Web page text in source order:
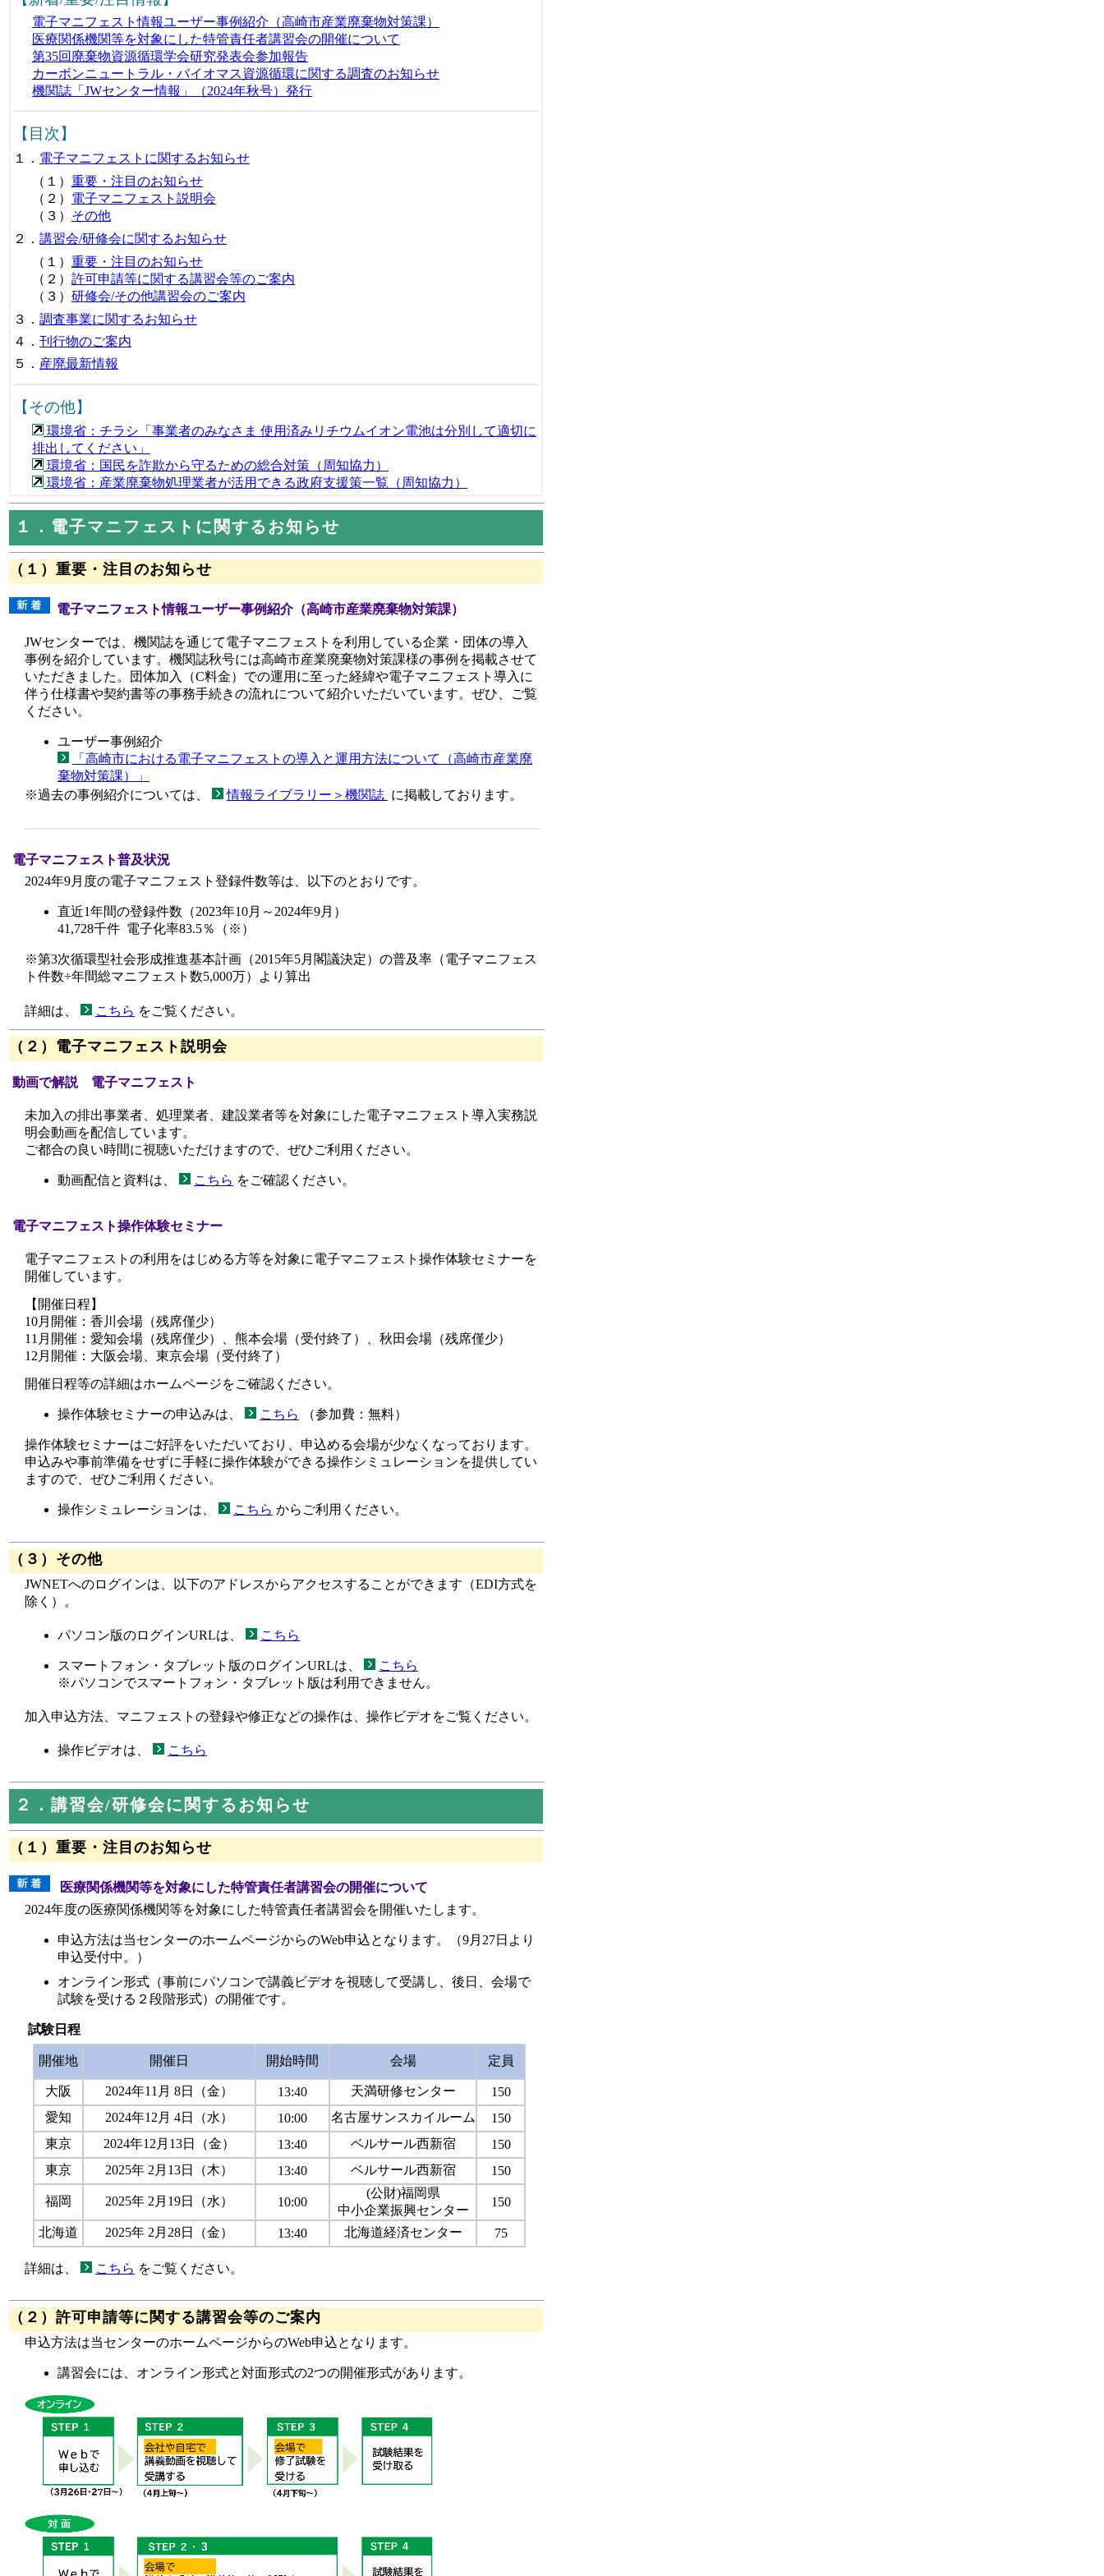
電子マニフェスト情報ユーザー事例紹介（高崎市産業廃棄物対策課）
医療関係機関等を対象にした特管責任者講習会の開催について
第35回廃棄物資源循環学会研究発表会参加報告
カーボンニュートラル・バイオマス資源循環に関する調査のお知らせ
機関誌「JWセンター情報」（2024年秋号）発行
【目次】
１． 電子マニフェストに関するお知らせ
（１） 重要・注目のお知らせ
（２） 電子マニフェスト説明会
（３） その他
２． 講習会/研修会に関するお知らせ
（１） 重要・注目のお知らせ
（２） 許可申請等に関する講習会等のご案内
（３） 研修会/その他講習会のご案内
３． 調査事業に関するお知らせ
４． 刊行物のご案内
５． 産廃最新情報
【その他】
環境省：チラシ「事業者のみなさま 使用済みリチウムイオン電池は分別して適切に
排出してください」
環境省：国民を詐欺から守るための総合対策（周知協力）
環境省：産業廃棄物処理業者が活用できる政府支援策一覧（周知協力）
１．電子マニフェストに関するお知らせ
（１）重要・注目のお知らせ
電子マニフェスト情報ユーザー事例紹介（高崎市産業廃棄物対策課）
JWセンターでは、機関誌を通じて電子マニフェストを利用している企業・団体の導入
事例を紹介しています。機関誌秋号には高崎市産業廃棄物対策課様の事例を掲載させて
いただきました。団体加入（C料金）での運用に至った経緯や電子マニフェスト導入に
伴う仕様書や契約書等の事務手続きの流れについて紹介いただいています。ぜひ、ご覧
ください。
ユーザー事例紹介
「高崎市における電子マニフェストの導入と運用方法について（高崎市産業廃
棄物対策課）」
※過去の事例紹介については、
情報ライブラリー＞機関誌 に掲載しております。
電子マニフェスト普及状況
2024年9月度の電子マニフェスト登録件数等は、以下のとおりです。
直近1年間の登録件数（2023年10月～2024年9月）
41,728千件 電子化率83.5％（※）
※第3次循環型社会形成推進基本計画（2015年5月閣議決定）の普及率（電子マニフェス
ト件数÷年間総マニフェスト数5,000万）より算出
詳細は、 こちら をご覧ください。
（２）電子マニフェスト説明会
動画で解説 電子マニフェスト
未加入の排出事業者、処理業者、建設業者等を対象にした電子マニフェスト導入実務説
明会動画を配信しています。
ご都合の良い時間に視聴いただけますので、ぜひご利用ください。
動画配信と資料は、 こちら をご確認ください。
電子マニフェスト操作体験セミナー
電子マニフェストの利用をはじめる方等を対象に電子マニフェスト操作体験セミナーを
開催しています。
【開催日程】
10月開催：香川会場（残席僅少）
11月開催：愛知会場（残席僅少）、熊本会場（受付終了）、秋田会場（残席僅少）
12月開催：大阪会場、東京会場（受付終了）
開催日程等の詳細はホームページをご確認ください。
操作体験セミナーの申込みは、 こちら （参加費：無料）
操作体験セミナーはご好評をいただいており、申込める会場が少なくなっております。
申込みや事前準備をせずに手軽に操作体験ができる操作シミュレーションを提供してい
ますので、ぜひご利用ください。
操作シミュレーションは、 こちら からご利用ください。
（３）その他
JWNETへのログインは、以下のアドレスからアクセスすることができます（EDI方式を
除く）。
パソコン版のログインURLは、 こちら
スマートフォン・タブレット版のログインURLは、
こちら
※パソコンでスマートフォン・タブレット版は利用できません。
加入申込方法、マニフェストの登録や修正などの操作は、操作ビデオをご覧ください。
操作ビデオは、 こちら
２．講習会/研修会に関するお知らせ
（１）重要・注目のお知らせ
医療関係機関等を対象にした特管責任者講習会の開催について
2024年度の医療関係機関等を対象にした特管責任者講習会を開催いたします。
申込方法は当センターのホームページからのWeb申込となります。（9月27日より
申込受付中。）
オンライン形式（事前にパソコンで講義ビデオを視聴して受講し、後日、会場で
試験を受ける２段階形式）の開催です。
試験日程
開催地 開催日 開始時間 会場 定員
大阪 2024年11月 8日（金） 13:40 天満研修センター
150
愛知
2024年12月 4日（水） 10:00 名古屋サンスカイルーム
150
東京
2024年12月13日（金） 13:40 ベルサール西新宿
150
東京
2025年 2月13日（木） 13:40 ベルサール西新宿 150
福岡 2025年 2月19日（水） 10:00
(公財)福岡県
中小企業振興センター
150
北海道 2025年 2月28日（金） 13:40 北海道経済センター 75
詳細は、 こちら をご覧ください。
（２）許可申請等に関する講習会等のご案内
申込方法は当センターのホームページからのWeb申込となります。
講習会には、オンライン形式と対面形式の2つの開催形式があります。